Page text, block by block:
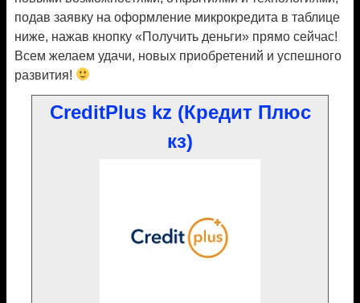
подав заявку на оформление микрокредита в таблице
ниже, нажав кнопку «Получить деньги» прямо сейчас!
Всем желаем удачи, новых приобретений и успешного
развития!
CreditPlus kz (Кредит Плюс
кз)